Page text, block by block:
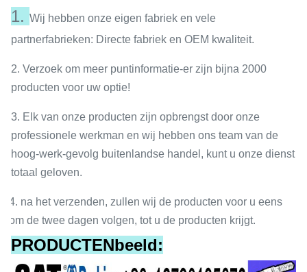
1. Wij hebben onze eigen fabriek en vele
partnerfabrieken: Directe fabriek en OEM kwaliteit.
2. Verzoek om meer puntinformatie-er zijn bijna 2000
producten voor uw optie!
3. Elk van onze producten zijn opbrengst door onze
professionele werkman en wij hebben ons team van de
hoog-werk-gevolg buitenlandse handel, kunt u onze dienst
totaal geloven.
4. na het verzenden, zullen wij de producten voor u eens
om de twee dagen volgen, tot u de producten krijgt.
PRODUCTENbeeld: